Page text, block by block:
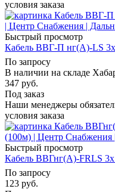
условия заказа
Быстрый просмотр
Кабель ВВГ-П нг(А)-LS
По запросу
В наличии на складе
347 руб.
Под заказ
Наши менеджеры
условия заказа
Быстрый просмотр
Кабель ВВГнг(А)-FRLS
По запросу
123 руб.